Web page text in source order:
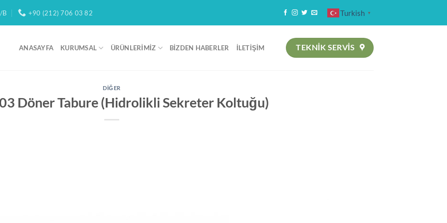
B +90 (212) 706 03 82 Turkish ▼
ANASAYFA KURUMSAL ÜRÜNLERIMIZ BIZDEN HABERLER İLETIŞIM TEKNIK SERVİS
DIĞER
Döner Tabure (Hidrolikli Sekreter Koltuğu)